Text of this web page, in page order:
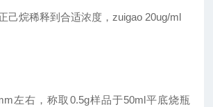
己烷稀释到合适浓度，zuigao 20ug/ml
左右，称取0.5g样品于50ml平底烧瓶